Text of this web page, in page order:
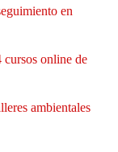
en
cursos online de
ambientales